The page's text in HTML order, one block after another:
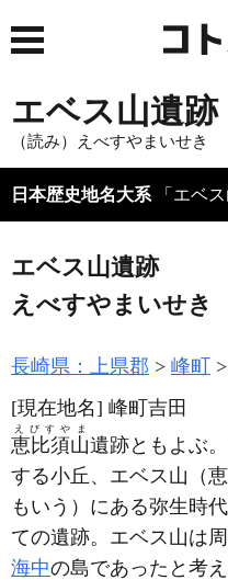
エベス山遺跡
（読み）えべすやまいせき
日本歴史地名大系 「エベ
エベス山遺跡
えべすやまいせき
長崎県：上県郡 峰町
[現在地名] 峰町吉田
恵比須山
えびすやま
遺跡ともよぶ。
する小丘、エベス山 （
もいう） にある弥生時
ての遺跡。エベス山は
海中の島であったと考